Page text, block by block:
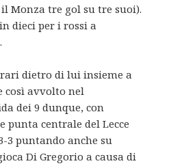
Monza tre gol su tre suoi).
dieci per i rossi a
dietro di lui insieme a
così avvolto nel
dei 9 dunque, con
punta centrale del Lecce
3 puntando anche su
Di Gregorio a causa di